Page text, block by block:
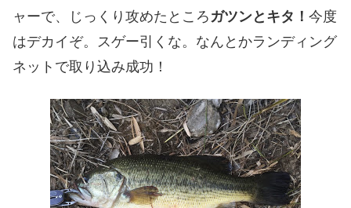
ャーで、じっくり攻めたところ ガツンとキタ！ 今度
はデカイぞ。スゲー引くな。なんとかランディング
ネットで取り込み成功！